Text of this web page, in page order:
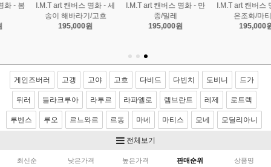
- 만
I.M.T art 캔버스 명화 - 붉
은조화/마티스
195,000원
I.M.T art 캔버스 명화 - 스
프링부케/르느와르
195,000원
I.M.T art 캔버스 명
가의 정원/모네
195,000원
게인즈버러 고갱 고야 고흐 다비드 다빈치 도비니 드가
뒤러 들라크루아 라투르 라파엘로 렘브란트 레제 로트렉
루벤스 루오 르느와르 르동 마네 마티스 모네 모딜리아니
미켈란젤로
벨라스케스 보티첼리 부셰 브론치노 브뢰겔 사전트
전체보기
최신순 낮은가격 높은가격 판매순위 상품명